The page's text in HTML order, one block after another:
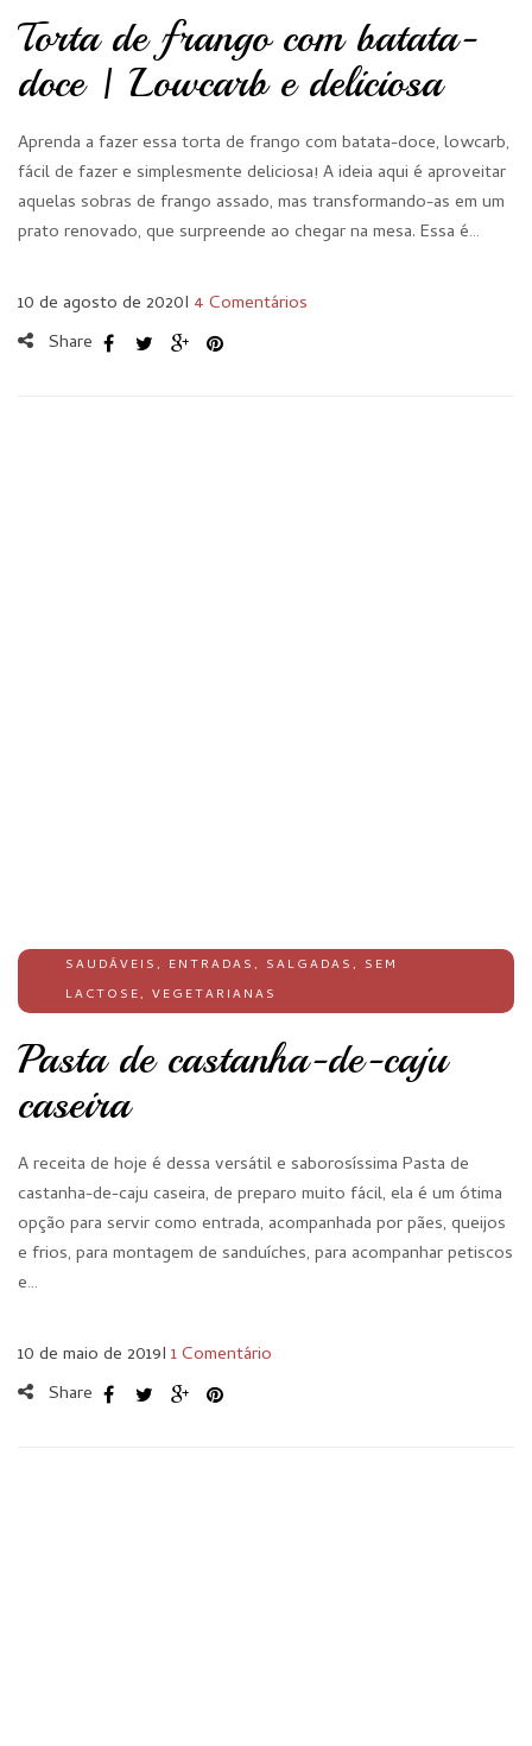
Torta de frango com batata-
doce | Lowcarb e deliciosa
Aprenda a fazer essa torta de frango com batata-doce, lowcarb,
fácil de fazer e simplesmente deliciosa! A ideia aqui é aproveitar
aquelas sobras de frango assado, mas transformando-as em um
prato renovado, que surpreende ao chegar na mesa. Essa é…
10 de agosto de 2020I 4 Comentários
Share
SAUDÁVEIS, ENTRADAS, SALGADAS, SEM
LACTOSE, VEGETARIANAS
Pasta de castanha-de-caju
caseira
A receita de hoje é dessa versátil e saborosíssima Pasta de
castanha-de-caju caseira, de preparo muito fácil, ela é um ótima
opção para servir como entrada, acompanhada por pães, queijos
e frios, para montagem de sanduíches, para acompanhar petiscos
e…
10 de maio de 2019I 1 Comentário
Share